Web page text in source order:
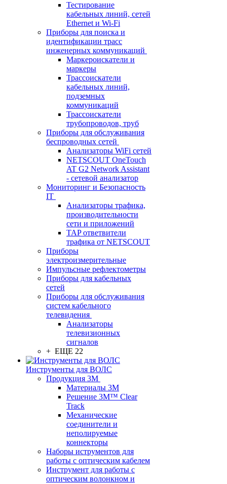
Тестирование
кабельных линий, сетей
Ethernet и Wi-Fi
Приборы для поиска и
идентификации трасс
инженерных коммуникаций
Маркероискатели и
маркеры
Трассоискатели
кабельных линий,
подземных
коммуникаций
Трассоискатели
трубопроводов, труб
Приборы для обслуживания
беспроводных сетей
Анализаторы WiFi сетей
NETSCOUT OneTouch
AT G2 Network Assistant
- сетевой анализатор
Мониторинг и Безопасность
IT
Анализаторы трафика,
производительности
сети и приложений
TAP ответвители
трафика от NETSCOUT
Приборы
электроизмерительные
Импульсные рефлектометры
Приборы для кабельных
сетей
Приборы для обслуживания
систем кабельного
телевидения
Анализаторы
телевизионных
сигналов
+ ЕЩЕ 22
Инструменты для ВОЛС
Продукция 3M
Материалы 3М
Решение 3M™ Clear
Track
Механические
соединители и
неполируемые
коннекторы
Наборы иструментов для
работы с оптическим кабелем
Инструмент для работы с
оптическим волонкном и